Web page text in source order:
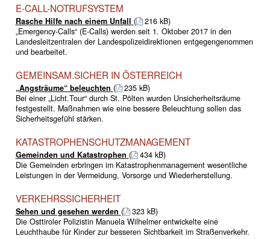
E-CALL-NOTRUFSYSTEM
Rasche Hilfe nach einem Unfall (
216 kB)
„Emergency-Calls“ (E-Calls) werden seit 1. Oktober 2017 in den
Landesleitzentralen der Landes­polizeidirektionen entgegengenommen
und bearbeitet.
GEMEINSAM.SICHER IN ÖSTERREICH
„Angsträume“ beleuchten (
235 kB)
Bei einer „Licht.Tour“ durch St. Pölten wurden Unsicherheitsräume
festgestellt. Maßnahmen wie eine bessere Beleuchtung sollen das
Sicherheitsgefühl stärken.
KATASTROPHENSCHUTZMANAGEMENT
Gemeinden und Katastrophen (
434 kB)
Die Gemeinden erbringen im Katastrophenmanagement wesentliche
Leistungen in der Vermeidung, Vorsorge und Wiederherstellung.
VERKEHRSSICHERHEIT
Sehen und gesehen werden (
323 kB)
Die Osttiroler Polizistin Manuela Wilhelmer entwickelte eine
Leuchthaube für Kinder zur besseren Sichtbarkeit im Straßenverkehr.